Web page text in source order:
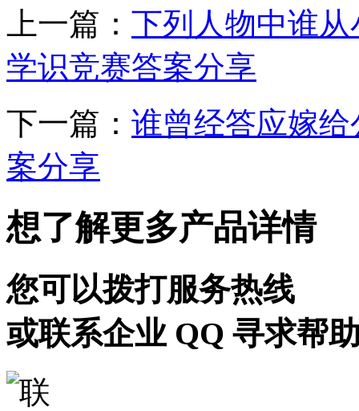
上一篇： 下列人物中谁
学识竞赛答案分享
下一篇： 谁曾经答应嫁
案分享
想了解更多产品详情
您可以拨打服务热线
或联系企业 QQ 寻求帮